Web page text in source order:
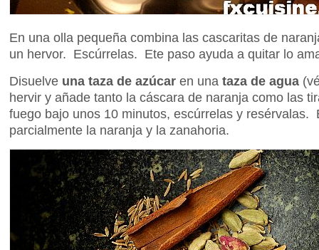
En una olla pequeña combina las cascaritas de
un hervor. Escúrrelas. Ete paso ayuda a quitar lo
Disuelve una taza de azúcar en una taza de agua
hervir y añade tanto la cáscara de naranja como las
fuego bajo unos 10 minutos, escúrrelas y resérvalas.
parcialmente la naranja y la zanahoria.